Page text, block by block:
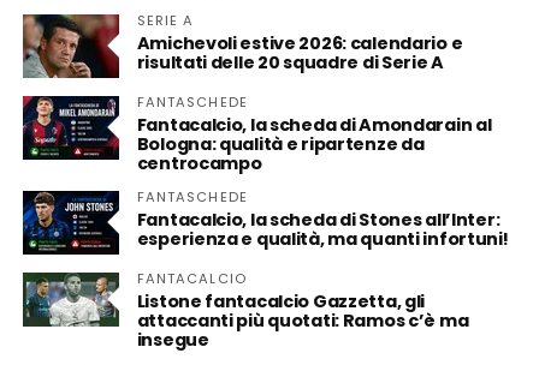
SERIE A
Amichevoli estive 2026: calendario e
risultati delle 20 squadre di Serie A
FANTASCHEDE
Fantacalcio, la scheda di Amondarain al
Bologna: qualità e ripartenze da
centrocampo
FANTASCHEDE
Fantacalcio, la scheda di Stones all’Inter:
esperienza e qualità, ma quanti infortuni!
FANTACALCIO
Listone fantacalcio Gazzetta, gli
attaccanti più quotati: Ramos c’è ma
insegue